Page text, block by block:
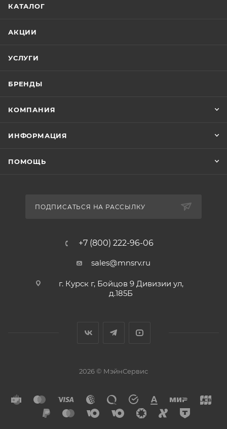
КАТАЛОГ
АКЦИИ
УСЛУГИ
БРЕНДЫ
КОМПАНИЯ
ИНФОРМАЦИЯ
ПОМОЩЬ
ПОДПИСАТЬСЯ НА РАССЫЛКУ
+7 (800) 222-96-06
sales@mnsrv.ru
г. Курск г, Бойцов 9 Дивизии ул,
д.185Б
2026 © МэйнСервис